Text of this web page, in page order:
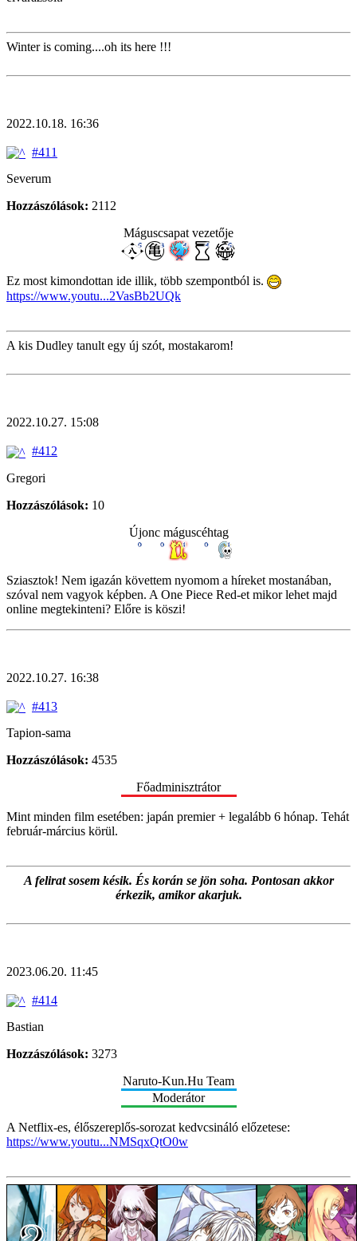
Winter is coming....oh its here !!!
2022.10.18. 16:36
#411
Severum
Hozzászólások: 2112
Máguscsapat vezetője
Ez most kimondottan ide illik, több szempontból is.
https://www.youtu...2VasBb2UQk
A kis Dudley tanult egy új szót, mostakarom!
2022.10.27. 15:08
#412
Gregori
Hozzászólások: 10
Újonc máguscéhtag
Sziasztok! Nem igazán követtem nyomom a híreket mostanában,
szóval nem vagyok képben. A One Piece Red-et mikor lehet majd
online megtekinteni? Előre is köszi!
2022.10.27. 16:38
#413
Tapion-sama
Hozzászólások: 4535
Főadminisztrátor
Mint minden film esetében: japán premier + legalább 6 hónap. Tehát
február-március körül.
A felirat sosem késik. És korán se jön soha. Pontosan akkor
érkezik, amikor akarjuk.
2023.06.20. 11:45
#414
Bastian
Hozzászólások: 3273
Naruto-Kun.Hu Team
Moderátor
A Netflix-es, élőszereplős-sorozat kedvcsináló előzetese:
https://www.youtu...NMSqxQtO0w